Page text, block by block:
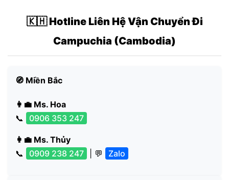
🇰🇭 Hotline Liên Hệ Vận Chuyển Đi
Campuchia (Cambodia)
🧭 Miền Bắc
👩‍💼 Ms. Hoa
📞
0906 353 247
👩‍💼 Ms. Thủy
📞
0909 238 247 | 💬 Zalo